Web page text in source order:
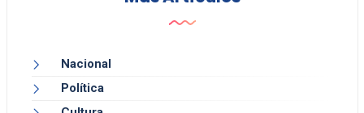
Nacional
Política